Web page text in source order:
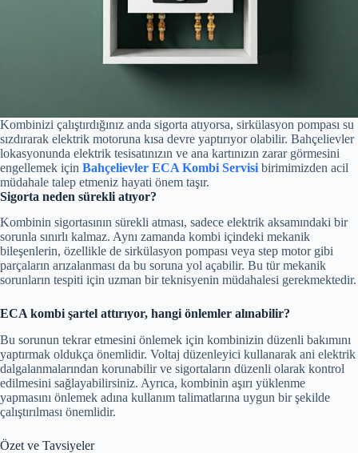
Kombinizi çalıştırdığınız anda sigorta atıyorsa, sirkülasyon pompası su
sızdırarak elektrik motoruna kısa devre yaptırıyor olabilir. Bahçelievler
lokasyonunda elektrik tesisatınızın ve ana kartınızın zarar görmesini
engellemek için Bahçelievler ECA Kombi Servisi birimimizden acil
müdahale talep etmeniz hayati önem taşır.
Sigorta neden sürekli atıyor?
Kombinin sigortasının sürekli atması, sadece elektrik aksamındaki bir
sorunla sınırlı kalmaz. Aynı zamanda kombi içindeki mekanik
bileşenlerin, özellikle de sirkülasyon pompası veya step motor gibi
parçaların arızalanması da bu soruna yol açabilir. Bu tür mekanik
sorunların tespiti için uzman bir teknisyenin müdahalesi gerekmektedir.
ECA kombi şartel attırıyor, hangi önlemler alınabilir?
Bu sorunun tekrar etmesini önlemek için kombinizin düzenli bakımını
yaptırmak oldukça önemlidir. Voltaj düzenleyici kullanarak ani elektrik
dalgalanmalarından korunabilir ve sigortaların düzenli olarak kontrol
edilmesini sağlayabilirsiniz. Ayrıca, kombinin aşırı yüklenme
yapmasını önlemek adına kullanım talimatlarına uygun bir şekilde
çalıştırılması önemlidir.
Özet ve Tavsiyeler